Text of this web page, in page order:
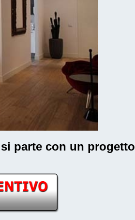
parte con un progetto